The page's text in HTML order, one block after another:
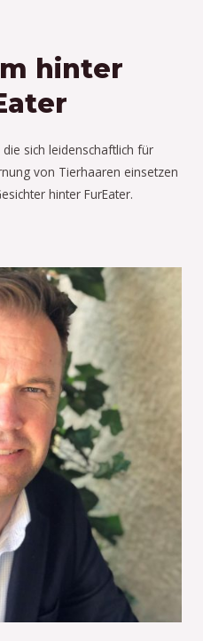
hinter
sich leidenschaftlich für
von Tierhaaren einsetzen
hinter FurEater.